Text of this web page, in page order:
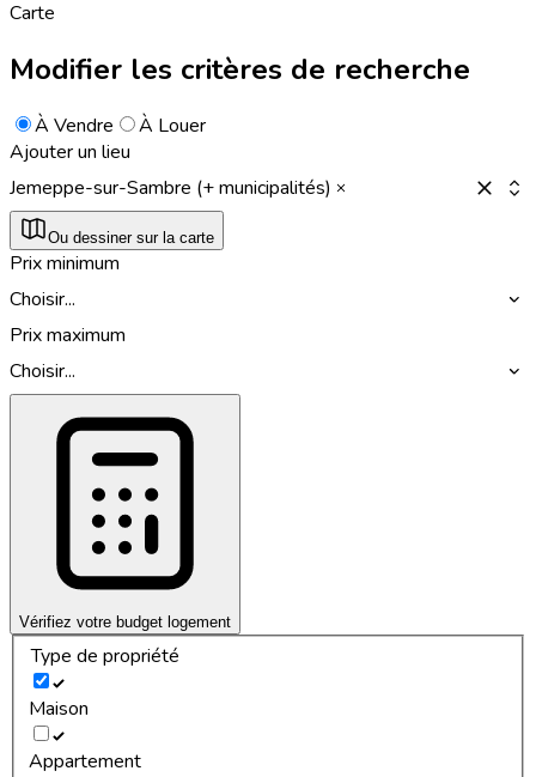
Carte
Modifier les critères de recherche
À Vendre
À Louer
Ajouter un lieu
Jemeppe-sur-Sambre (+ municipalités)
Ou dessiner sur la carte
Prix minimum
Choisir...
Prix maximum
Choisir...
Vérifiez votre budget logement
Type de propriété
Maison
Appartement